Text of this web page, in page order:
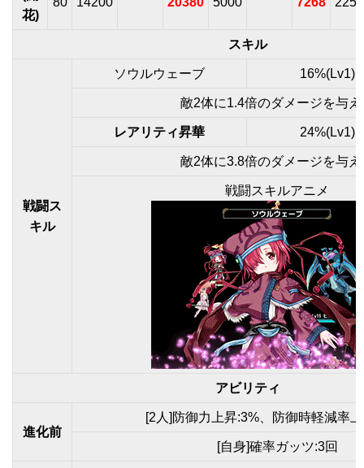
花)
スキル
戦闘ス
キル
ソウルウェーブ 16%(Lv1)
敵2体に1.4倍のダメージを与え
レアリティ昇華 24%(Lv1)
敵2体に3.8倍のダメージを与え
戦闘スキルアニメ
アビリティ
進化前
[2人]防御力上昇:3%、防御時軽減率
[自身]確率ガッツ:3回